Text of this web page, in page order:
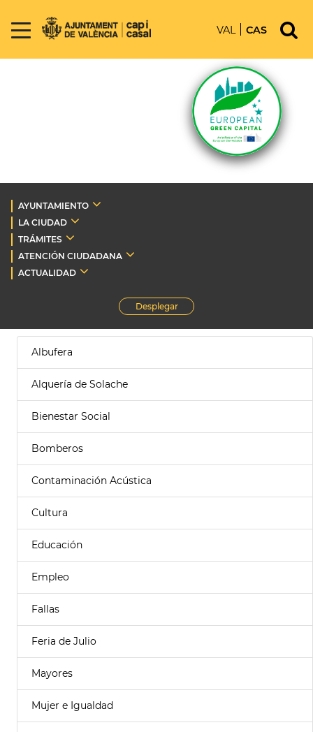
VAL CAS
AYUNTAMIENTO
LA CIUDAD
TRÁMITES
ATENCIÓN CIUDADANA
ACTUALIDAD
Desplegar
Albufera
Alquería de Solache
Bienestar Social
Bomberos
Contaminación Acústica
Cultura
Educación
Empleo
Fallas
Feria de Julio
Mayores
Mujer e Igualdad